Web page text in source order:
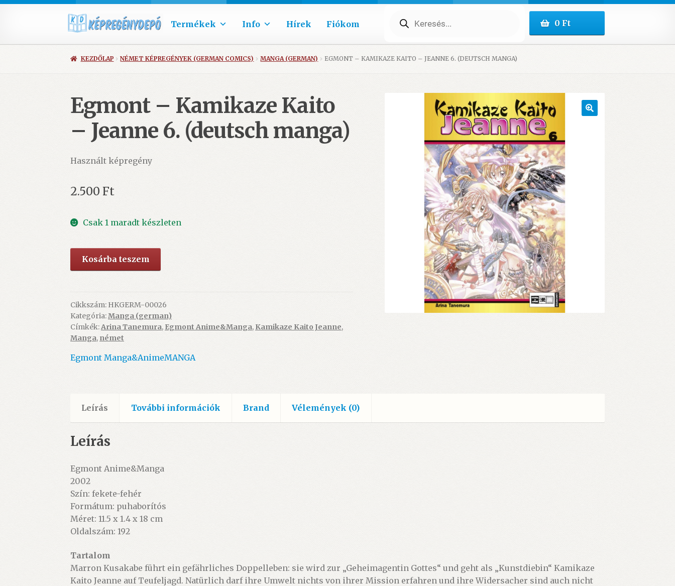
Termékek Info Hírek Fiókom search 0Ft
KEZDŐLAP NÉMET KÉPREGÉNYEK (GERMAN COMICS) MANGA (GERMAN) EGMONT – KAMIKAZE KAITO – JEANNE 6. (DEUTSCH MANGA)
Egmont – Kamikaze Kaito
– Jeanne 6. (deutsch manga)
Használt képregény
2.500Ft
Csak 1 maradt készleten
Egmont
Kaito
-
Jeanne
6.
(deutsch
manga)
Kosárba teszem
Cikkszám: HKGERM-00026
Kategória:Manga (german)
Címkék:Arina Tanemura, Egmont Anime&Manga, Kamikaze Kaito Jeanne,
Manga, német
Egmont Manga&AnimeMANGA
Leírás További információk Brand Vélemények (0)
Leírás
Egmont Anime&Manga
2002
Szín: fekete-fehér
Formátum: puhaborítós
Méret: 11.5 x 1.4 x 18 cm
Oldalszám: 192
Tartalom
Marron Kusakabe führt ein gefährliches Doppelleben: sie wird zur „Geheimagentin Gottes“ und geht als „Kunstdiebin“ Kamikaze
Kaito Jeanne auf Teufeljagd. Natürlich darf ihre Umwelt nichts von ihrer Mission erfahren und ihre Widersacher sind auch nicht